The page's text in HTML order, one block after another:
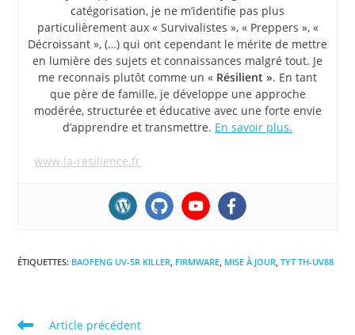
catégorisation, je ne m’identifie pas plus
particulièrement aux « Survivalistes », « Preppers », «
Décroissant », (…) qui ont cependant le mérite de mettre
en lumière des sujets et connaissances malgré tout. Je
me reconnais plutôt comme un « Résilient ». En tant
que père de famille, je développe une approche
modérée, structurée et éducative avec une forte envie
d’apprendre et transmettre. En savoir plus.
www.la-resilience.fr
ÉTIQUETTES: BAOFENG UV-5R KILLER, FIRMWARE, MISE À JOUR, TYT TH-UV88
Read
Article précédent